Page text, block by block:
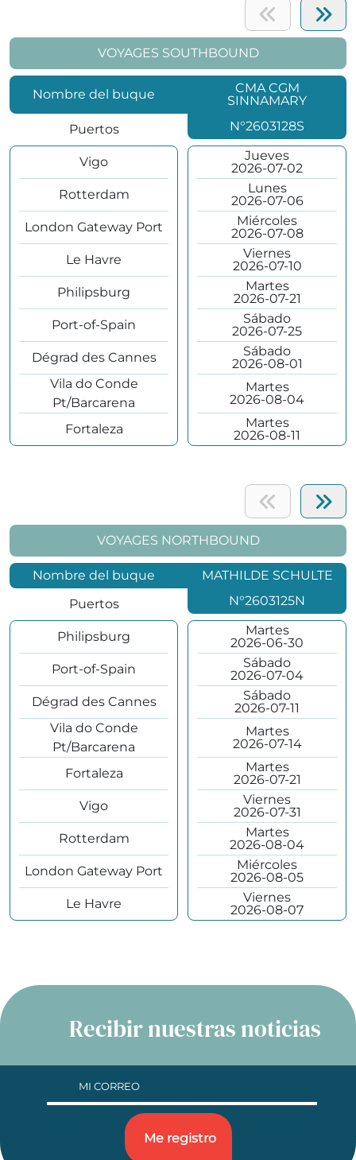
VOYAGES SOUTHBOUND
Nombre del buque
CMA CGM
SINNAMARY
N°2603128S
Puertos
Vigo
Rotterdam
London Gateway Port
Le Havre
Philipsburg
Port-of-Spain
Dégrad des Cannes
Vila do Conde
Pt/Barcarena
Fortaleza
Jueves
2026-07-02
Lunes
2026-07-06
Miércoles
2026-07-08
Viernes
2026-07-10
Martes
2026-07-21
Sábado
2026-07-25
Sábado
2026-08-01
Martes
2026-08-04
Martes
2026-08-11
VOYAGES NORTHBOUND
Nombre del buque
MATHILDE SCHULTE
N°2603125N
Puertos
Philipsburg
Port-of-Spain
Dégrad des Cannes
Vila do Conde
Pt/Barcarena
Fortaleza
Vigo
Rotterdam
London Gateway Port
Le Havre
Martes
2026-06-30
Sábado
2026-07-04
Sábado
2026-07-11
Martes
2026-07-14
Martes
2026-07-21
Viernes
2026-07-31
Martes
2026-08-04
Miércoles
2026-08-05
Viernes
2026-08-07
Recibir nuestras noticias